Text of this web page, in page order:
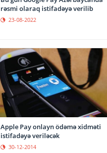
rəsmi olaraq istifadəyə verilib
23-08-2022
Apple Pay onlayn ödəmə xidməti
istifadəyə veriləcək
30-12-2014